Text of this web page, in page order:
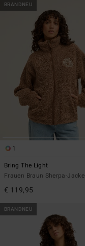
BRANDNEU
1
Bring The Light
Frauen Braun Sherpa-Jacke
€ 119,95
BRANDNEU